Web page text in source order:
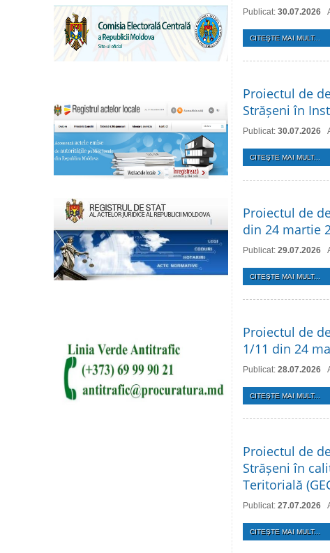
Publicat: 30.07.2026
CITEŞTE MAI MULT...
Proiectul de
Strășeni în
Publicat: 30.07.2026
CITEŞTE MAI MULT...
Proiectul de
din 24 martie
Publicat: 29.07.2026
CITEŞTE MAI MULT...
Proiectul de
1/11 din 24
Publicat: 28.07.2026
CITEŞTE MAI MULT...
Proiectul de
Strășeni în
Teritorială
Publicat: 27.07.2026
CITEŞTE MAI MULT...